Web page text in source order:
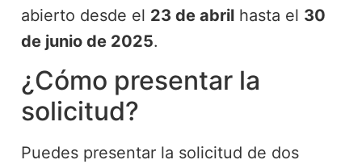
abierto desde el 23 de abril hasta el 30
de junio de 2025.
¿Cómo presentar la
solicitud?
Puedes presentar la solicitud de dos